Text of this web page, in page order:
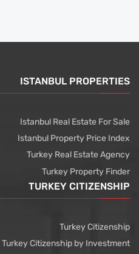
ISTANBUL PROPERTIES
Istanbul Real Estate For Sale
Istanbul Property Price Index
Turkey Real Estate Agency
Turkey Property Finder
TURKEY CITIZENSHIP
Turkey Citizenship
Turkey Citizenship by Investment